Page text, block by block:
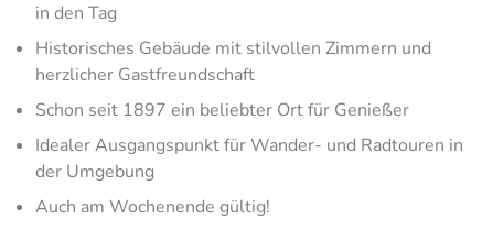
in den Tag
Historisches Gebäude mit stilvollen Zimmern und
herzlicher Gastfreundschaft
Schon seit 1897 ein beliebter Ort für Genießer
Idealer Ausgangspunkt für Wander- und Radtouren in
der Umgebung
Auch am Wochenende gültig!